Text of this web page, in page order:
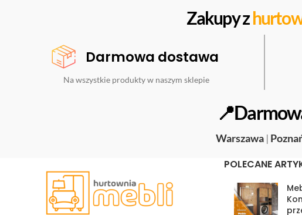
Zakupy z
Darmowa dostawa
Na wszystkie produkty w naszym sklepie
Warszawa |
POLECANE